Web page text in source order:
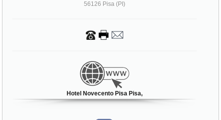
56126 Pisa (PI)
Hotel Novecento Pisa Pisa,